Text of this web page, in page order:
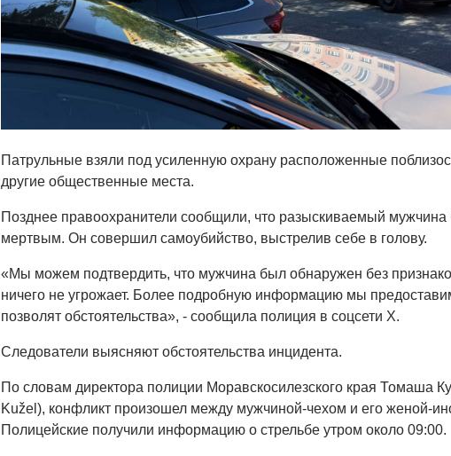
Патрульные взяли под усиленную охрану расположенные
другие общественные места.
Позднее правоохранители сообщили, что разыскиваемый
мертвым. Он совершил самоубийство, выстрелив себе в голову.
«Мы можем подтвердить, что мужчина был обнаружен без
ничего не угрожает. Более подробную информацию мы
позволят обстоятельства», - сообщила полиция в соцсети X.
Следователи выясняют обстоятельства инцидента.
По словам директора полиции Моравскосилезского края Томаша
Kužel), конфликт произошел между мужчиной-чехом и его женой-
Полицейские получили информацию о стрельбе утром около 09:00.